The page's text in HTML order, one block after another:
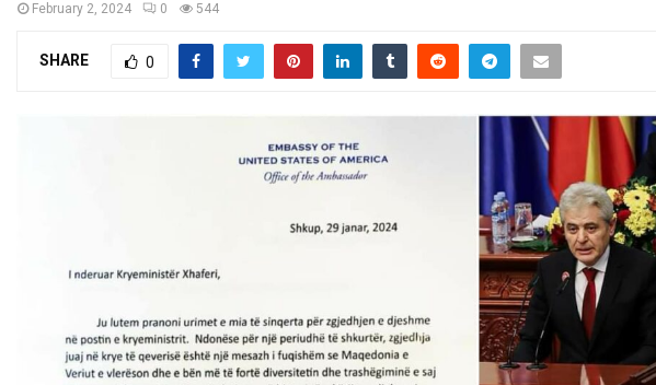
February 2, 2024 0 544
SHARE 0